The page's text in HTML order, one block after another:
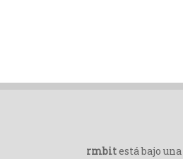
rmbitestá bajo una